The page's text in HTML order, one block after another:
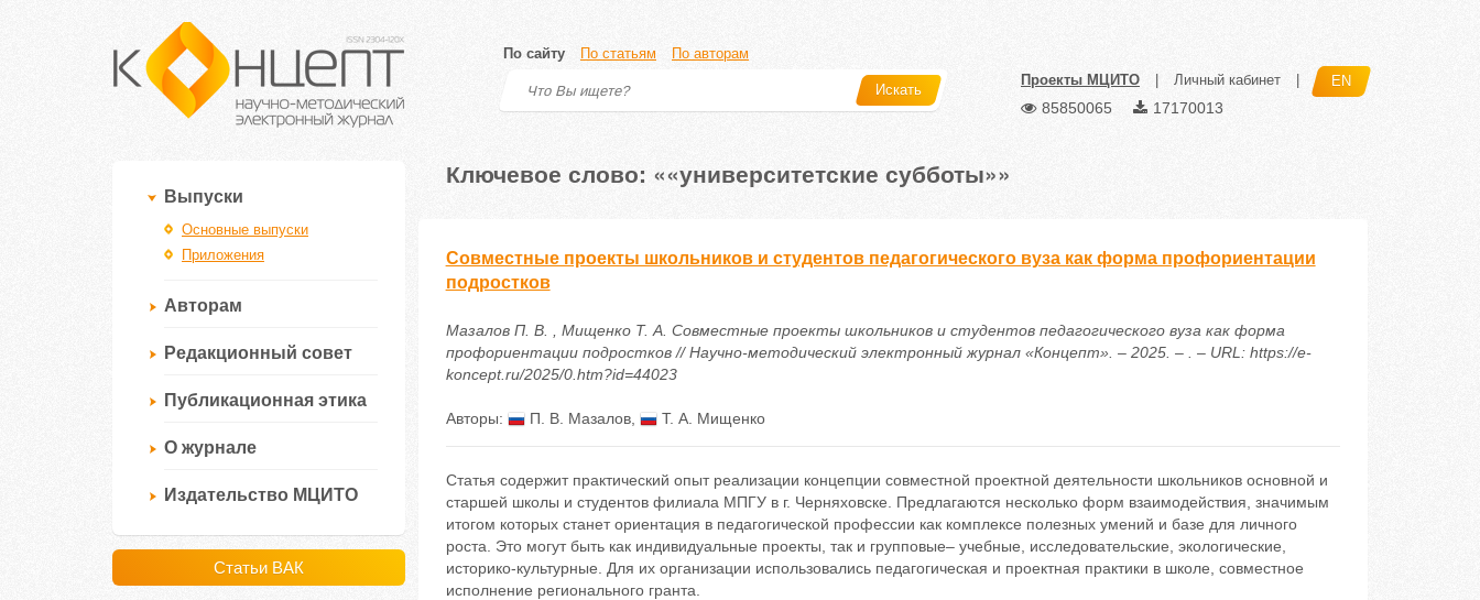
По сайту По статьям По авторам
Искать
Проекты МЦИТО Личный кабинет EN
85850065 17170013
Выпуски
Основные выпуски
Приложения
Авторам
Редакционный совет
Публикационная этика
О журнале
Издательство МЦИТО
Статьи ВАК
Ключевое слово: ««университетские субботы»»
Совместные проекты школьников и студентов педагогического вуза как форма профориентации
подростков
Мазалов П. В. , Мищенко Т. А. Совместные проекты школьников и студентов педагогического вуза как форма
профориентации подростков // Научно-методический электронный журнал «Концепт». – 2025. – . – URL: https://e-
koncept.ru/2025/0.htm?id=44023
Авторы: П. В. Мазалов, Т. А. Мищенко
Статья содержит практический опыт реализации концепции совместной проектной деятельности школьников основной и
старшей школы и студентов филиала МПГУ в г. Черняховске. Предлагаются несколько форм взаимодействия, значимым
итогом которых станет ориентация в педагогической профессии как комплексе полезных умений и базе для личного
роста. Это могут быть как индивидуальные проекты, так и групповые– учебные, исследовательские, экологические,
историко-культурные. Для их организации использовались педагогическая и проектная практики в школе, совместное
исполнение регионального гранта.